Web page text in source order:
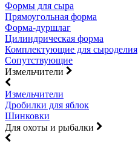
Формы для сыра
Прямоугольная форма
Форма-дуршлаг
Цилиндрическая форма
Комплектующие для сыроделия
Сопутствующие
Измельчители
Измельчители
Дробилки для яблок
Шинковки
Для охоты и рыбалки